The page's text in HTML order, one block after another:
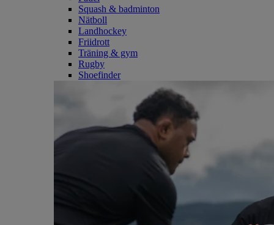
Squash & badminton
Nätboll
Landhockey
Friidrott
Träning & gym
Rugby
Shoefinder